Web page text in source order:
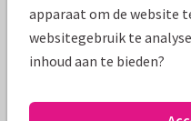
apparaat om de website
websitegebruik te
inhoud aan te bieden?